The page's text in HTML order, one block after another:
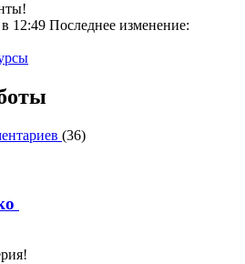
12:49 Последнее изменение:
(36)